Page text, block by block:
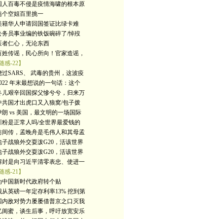
人百毒不侵是疫情海啸的根本原
个空姐百里挑一
籍华人申请回国签证比绿卡难
务员事业编的铁饭碗碎了/悼歿
者仁心，无论东西
姓传谣，民心所向！官家造谣，
感-22】
过SARS、 武毒的贵州，这波疫
年末最想说的一句话：这个
儿艰辛回国探父慘兮兮，归来万
共国才出虎口又入狼窝/包子拨
朗 vs 美国，最文明的一场国际
粉是正常人吗/全世界最爱钱的
间传，孟晚舟是毛伟人和其母孟
子战狼外交耍泼G20，活该世界
子战狼外交耍泼G20，活该世界
封是向习近平清零表忠、使进一
感-21】
中国新时代政府转个贴
从英磅一年定存利率13% 挖到第
内敌对势力屡屡借普京之口灭我
闺蜜，谈生后事，呼吁放宽安乐